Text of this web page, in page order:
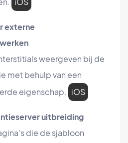
externe
weergeven bij de
met behulp van een
eigenschap. iOS
uitbreiding
die de sjabloon